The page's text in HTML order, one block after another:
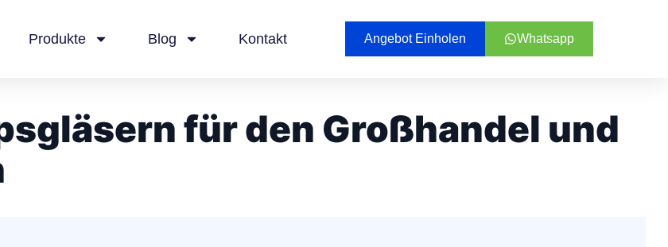
Produkte Blog Kontakt Angebot Einholen Whatsapp
für den Großhandel und